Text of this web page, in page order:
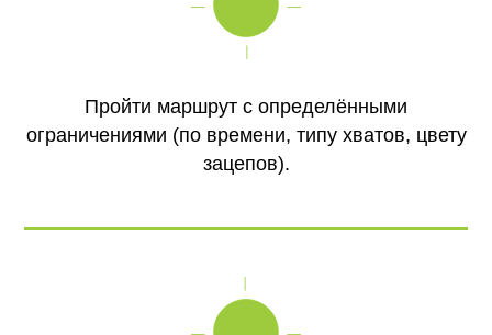
Пройти маршрут с определёнными
ограничениями (по времени, типу хватов, цвету
зацепов).